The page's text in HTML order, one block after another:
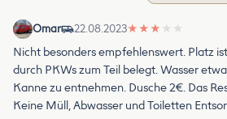
Omar 22.08.2023★ ★ ★ ★ ★
Nicht besonders empfehlenswert. Platz
durch PKWs zum Teil belegt. Wasser
Kanne zu entnehmen. Dusche 2€. Das
Keine Müll, Abwasser und Toiletten